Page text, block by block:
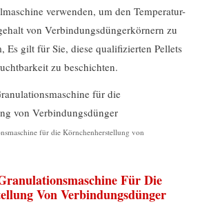
verwenden, um den Temperatur-
von Verbindungsdüngerkörnern zu
Es gilt für Sie, diese qualifizierten Pellets
zu beschichten.
für die Körnchenherstellung von
Für Die
Von Verbindungsdünger